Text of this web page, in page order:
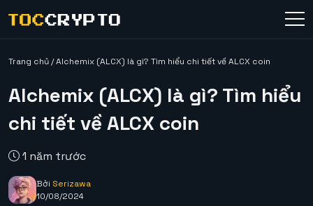
Trang chủ/Alchemix (ALCX) là gì? Tìm hiểu chi tiết về ALCX coin
Alchemix (ALCX) là gì? Tìm hiểu
chi tiết về ALCX coin
1 năm trước
Bởi Serizawa
10/08/2024